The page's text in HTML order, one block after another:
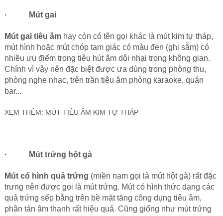
· Mút gai
Mút gai tiêu âmhay còn có tên gọi khác là mút kim tự tháp,
mút hình hoặc mút chóp tam giác có màu đen (ghi sẫm) có
nhiều ưu điểm trong tiêu hút âm dội nhại trong không gian.
Chính vì vậy nên đặc biệt được ưa dùng trong phòng thu,
phòng nghe nhạc, trên trần tiêu âm phòng karaoke, quán
bar...
XEM THÊM: MÚT TIÊU ÂM KIM TỰ THÁP
· Mút trứng hột gà
Mút có hình quả trứng (miền nam gọi là mút hột gà) rất đặc
trưng nên được gọi là mút trứng. Mút có hình thức dạng các
quả trứng sếp bằng trên bề mặt tăng công dụng tiêu âm,
phân tán âm thanh rất hiệu quả. Cũng giống như mút trứng